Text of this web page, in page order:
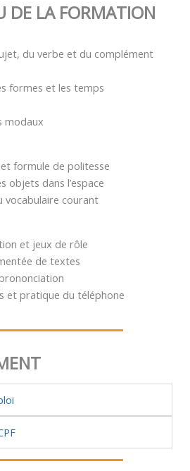
DE LA FORMATION
du verbe et du complément
formes et les temps
modaux
formule de politesse
objets dans l’espace
vocabulaire courant
et jeux de rôle
de textes
et pratique du téléphone